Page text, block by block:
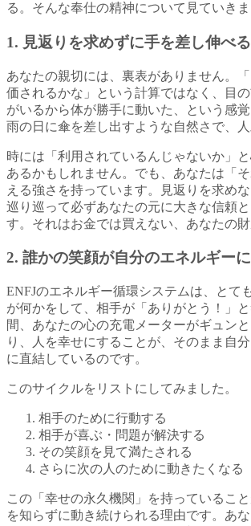
る。そんな奉仕の精神について見ていきま
1. 見返りを求めずに手を差し伸べ
あなたの親切には、裏表がありません。
価されるかな」という計算ではなく、目
がいるから体が勝手に動いた、という感覚
雨の日に傘を差し出すような自然さで、人
時には「利用されているんじゃないか」
あるかもしれません。でも、あなたは「
える強さを持っています。見返りを求めな
巡り巡って必ずあなたの元に大きな信頼
す。それはお金では買えない、あなたの財
2. 誰かの笑顔が自分のエネルギー
ENFJのエネルギー循環システムは、とて
が何かをして、相手が「ありがとう！」
間、あなたの心の充電メーターがギュン
り、人を幸せにすることが、そのまま自
に直結しているのです。
このサイクルをリストにしてみました。
相手のために行動する
相手が喜ぶ・問題が解決する
その笑顔を見て満たされる
さらに次の人のために動きたくなる
この「幸せの永久機関」を持っているこ
を知らずに動き続けられる理由です。あ